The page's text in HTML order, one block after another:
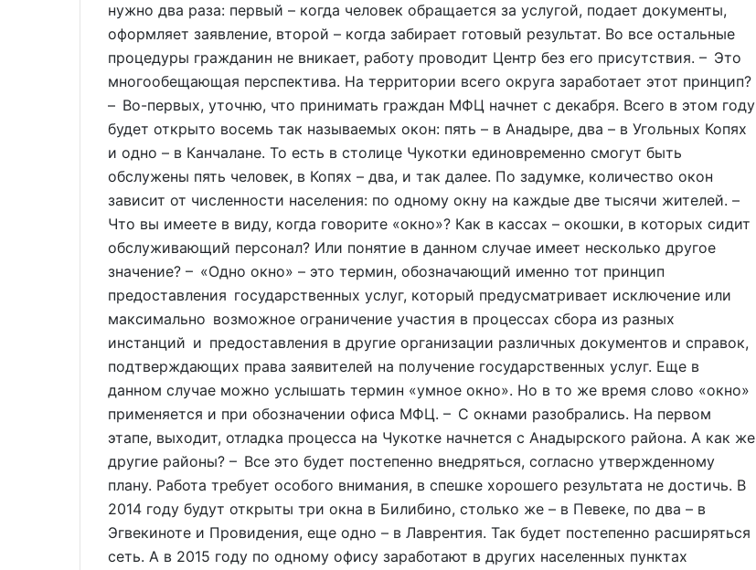
нужно два раза: первый – когда человек обращается за услугой, подает документы,
оформляет заявление, второй – когда забирает готовый результат. Во все остальные
процедуры гражданин не вникает, работу проводит Центр без его присутствия. – Это
многообещающая перспектива. На территории всего округа заработает этот принцип?
– Во-первых, уточню, что принимать граждан МФЦ начнет с декабря. Всего в этом году
будет открыто восемь так называемых окон: пять – в Анадыре, два – в Угольных Копях
и одно – в Канчалане. То есть в столице Чукотки единовременно смогут быть
обслужены пять человек, в Копях – два, и так далее. По задумке, количество окон
зависит от численности населения: по одному окну на каждые две тысячи жителей. –
Что вы имеете в виду, когда говорите «окно»? Как в кассах – окошки, в которых сидит
обслуживающий персонал? Или понятие в данном случае имеет несколько другое
значение? – «Одно окно» – это термин, обозначающий именно тот принцип
предоставления государственных услуг, который предусматривает исключение или
максимально возможное ограничение участия в процессах сбора из разных
инстанций и предоставления в другие организации различных документов и справок,
подтверждающих права заявителей на получение государственных услуг. Еще в
данном случае можно услышать термин «умное окно». Но в то же время слово «окно»
применяется и при обозначении офиса МФЦ. – С окнами разобрались. На первом
этапе, выходит, отладка процесса на Чукотке начнется с Анадырского района. А как же
другие районы? – Все это будет постепенно внедряться, согласно утвержденному
плану. Работа требует особого внимания, в спешке хорошего результата не достичь. В
2014 году будут открыты три окна в Билибино, столько же – в Певеке, по два – в
Эгвекиноте и Провидения, еще одно – в Лаврентия. Так будет постепенно расширяться
сеть. А в 2015 году по одному офису заработают в других населенных пунктах